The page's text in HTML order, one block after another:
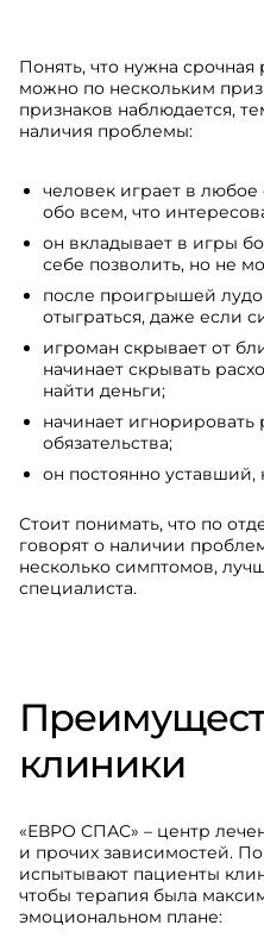
Понять, что нужна
можно по нескольким
признаков наблюдается,
наличия проблемы:
человек играет в
обо всем, что
он вкладывает в игры
себе позволить, но не
после проигрышей
отыграться, даже если
игроман скрывает от
начинает скрывать
найти деньги;
начинает
обязательства;
он постоянно
Стоит понимать, что по
говорят о наличии
несколько симптомов,
специалиста.
клиники
«ЕВРО СПАС» – центр
и прочих зависимостей.
испытывают пациенты
чтобы терапия была
эмоциональном плане: